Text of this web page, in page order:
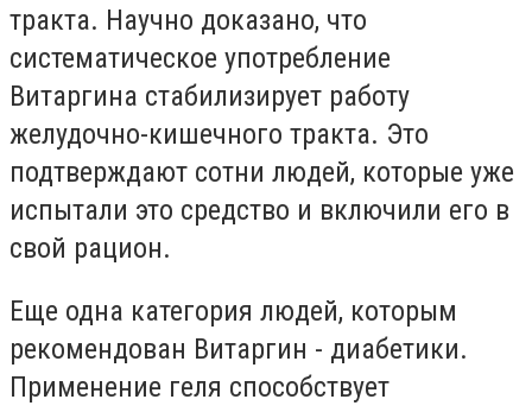
тракта. Научно доказано, что
систематическое употребление
Витаргина стабилизирует работу
желудочно-кишечного тракта. Это
подтверждают сотни людей, которые уже
испытали это средство и включили его в
свой рацион.
Еще одна категория людей, которым
рекомендован Витаргин - диабетики.
Применение геля способствует